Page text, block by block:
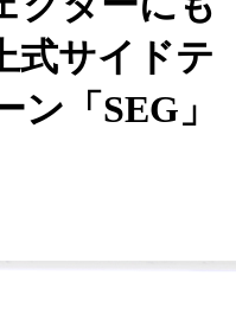
式サイドテ
「SEG」